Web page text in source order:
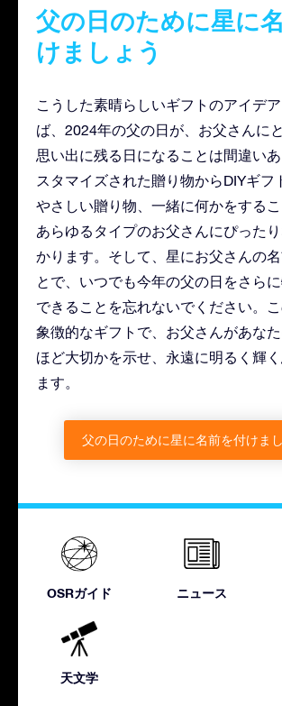
父の日のために星に
けましょう
こうした素晴らしいギフトのアイデ
ば、2024年の父の日が、お父さんに
思い出に残る日になることは間違い
スタマイズされた贈り物からDIYギフ
やさしい贈り物、一緒に何かをするこ
あらゆるタイプのお父さんにぴった
かります。そして、星にお父さんの
とで、いつでも今年の父の日をさら
できることを忘れないでください。
象徴的なギフトで、お父さんがあな
ほど大切かを示せ、永遠に明るく輝
ます。
父の日のために星に名前を付けま
OSRガイド ニュース
天文学